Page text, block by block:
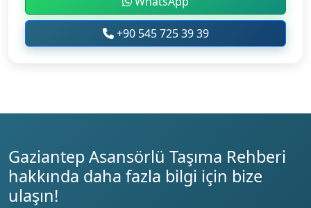
+90 545 725 39 39
Gaziantep Asansörlü Taşıma Rehberi
hakkında daha fazla bilgi için bize
ulaşın!